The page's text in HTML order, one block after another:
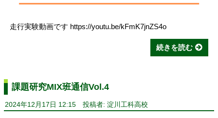
走行実験動画です https://youtu.be/kFmK7jnZS4o
続きを読む
課題研究MIX班通信Vol.4
2024年12月17日 12:15 投稿者: 淀川工科高校